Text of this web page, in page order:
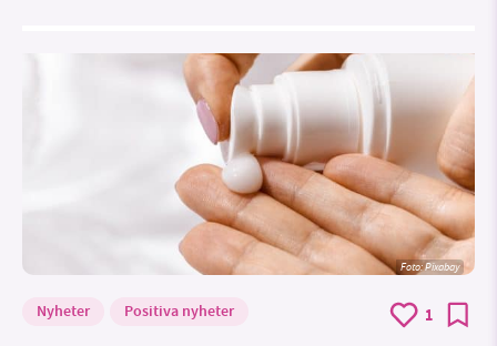
Foto:Pixabay
Nyheter Positiva nyheter 1